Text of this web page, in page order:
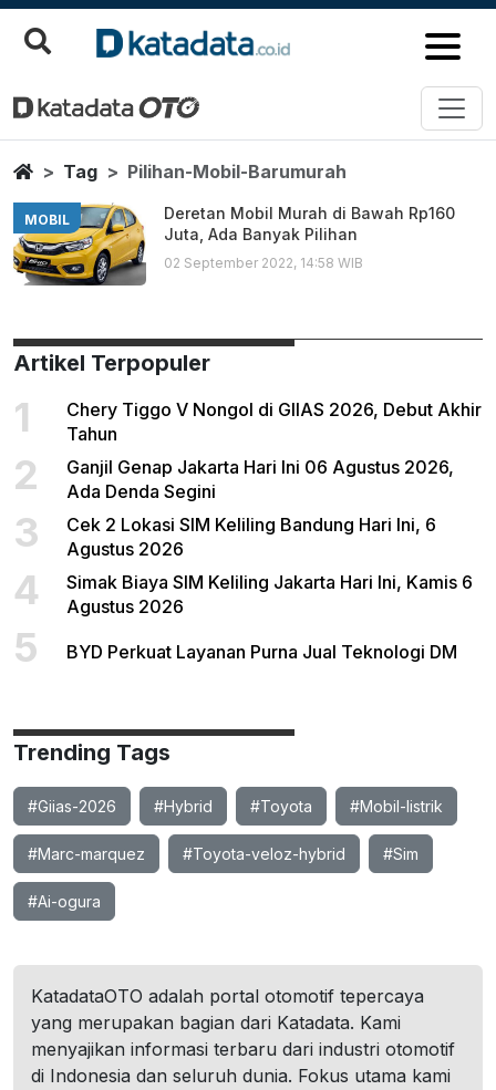
Pilihan Mobil Barumurah
Berita Terbaru
HomeTag Pilihan-Mobil-Barumurah
MOBIL
Deretan Mobil Murah di Bawah Rp160
Juta, Ada Banyak Pilihan
02 September 2022, 14:58 WIB
Artikel Terpopuler
1
Chery Tiggo V Nongol di GIIAS 2026, Debut Akhir
Tahun
2
Ganjil Genap Jakarta Hari Ini 06 Agustus 2026,
Ada Denda Segini
3
Cek 2 Lokasi SIM Keliling Bandung Hari Ini, 6
Agustus 2026
4
Simak Biaya SIM Keliling Jakarta Hari Ini, Kamis 6
Agustus 2026
5 BYD Perkuat Layanan Purna Jual Teknologi DM
Trending Tags
#Giias-2026 #Hybrid #Toyota #Mobil-listrik
#Marc-marquez #Toyota-veloz-hybrid #Sim
#Ai-ogura
KatadataOTO adalah portal otomotif tepercaya
yang merupakan bagian dari Katadata. Kami
menyajikan informasi terbaru dari industri otomotif
di Indonesia dan seluruh dunia. Fokus utama kami